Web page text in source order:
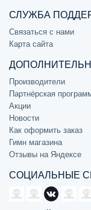
СЛУЖБА
Связаться с нами
Карта сайта
Производители
Партнёрская
Акции
Новости
Как оформить заказ
Гимн магазина
Отзывы на Яндексе
СОЦИАЛЬНЫЕ